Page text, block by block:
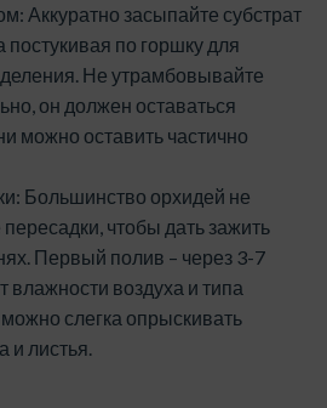
Аккуратно засыпайте субстрат
по горшку для
Не утрамбовывайте
он должен оставаться
можно оставить частично
Большинство орхидей не
чтобы дать зажить
Первый полив – через 3-7
влажности воздуха и типа
слегка опрыскивать
и листья.